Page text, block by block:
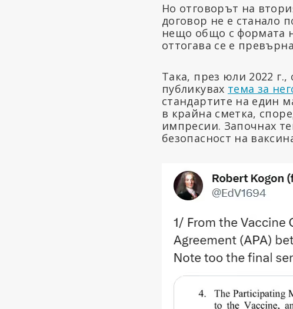
Но отговорът на
договор не е станало
нещо общо с формата
оттогава се е
Така, през юли 2022
публикувах тема за
стандартите на един
в крайна сметка,
импресии. Започнах
безопасност на